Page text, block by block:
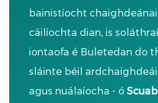
bainistíocht
cáilíochta dian, is
iontaofa é Buletedan do
sláinte béil
agus nuálaíocha - ó